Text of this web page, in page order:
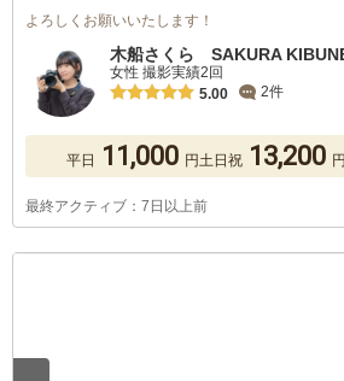
よろしくお願いいたします！
木船さくら SAKURA
女性 撮影実績2回
5.00
2件
平日 11,000 円土日祝 13,200 円
最終アクティブ：7日以上前